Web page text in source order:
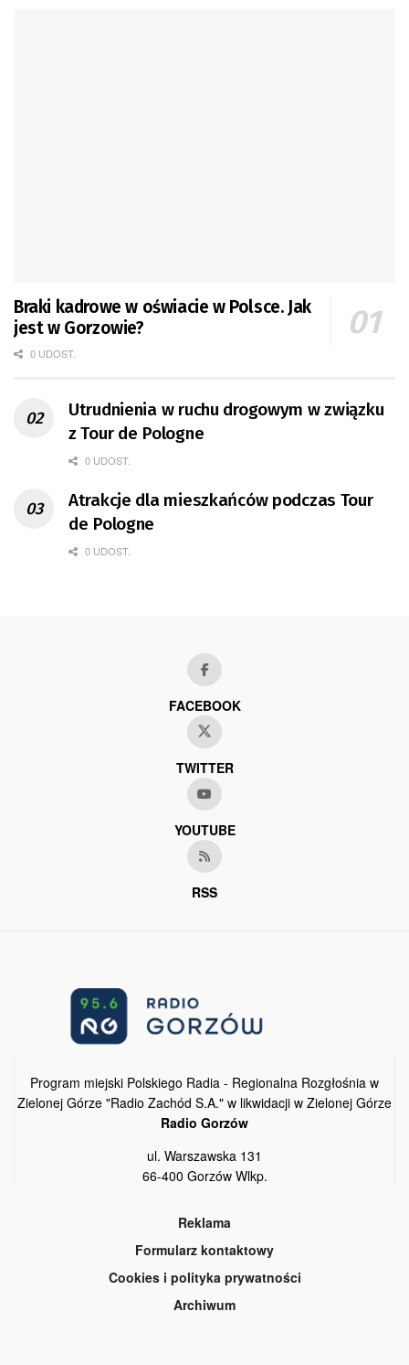
Braki kadrowe w oświacie w Polsce. Jak
jest w Gorzowie?
0 UDOST.
Utrudnienia w ruchu drogowym w związku
z Tour de Pologne
0 UDOST.
Atrakcje dla mieszkańców podczas Tour
de Pologne
0 UDOST.
FACEBOOK
TWITTER
YOUTUBE
RSS
Program miejski Polskiego Radia - Regionalna Rozgłośnia w
Zielonej Górze "Radio Zachód S.A." w likwidacji w Zielonej Górze
Radio Gorzów
ul. Warszawska 131
66-400 Gorzów Wlkp.
Reklama
Formularz kontaktowy
Cookies i polityka prywatności
Archiwum